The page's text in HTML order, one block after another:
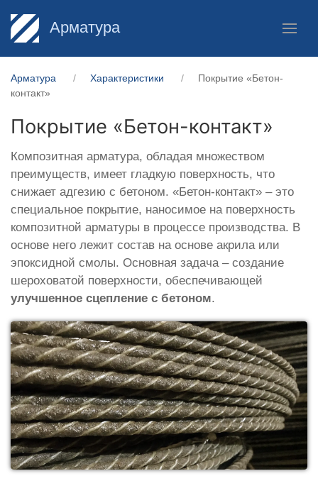
Арматура
Арматура Характеристики
Покрытие «Бетон-
контакт»
Покрытие «Бетон-контакт»
Композитная арматура, обладая множеством
преимуществ, имеет гладкую поверхность, что
снижает адгезию с бетоном. «Бетон-контакт» – это
специальное покрытие, наносимое на поверхность
композитной арматуры в процессе производства. В
основе него лежит состав на основе акрила или
эпоксидной смолы. Основная задача – создание
шероховатой поверхности, обеспечивающей
улучшенное сцепление с бетоном.